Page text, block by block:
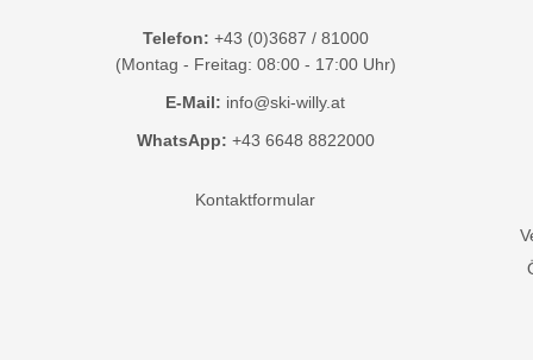
Telefon: +43 (0)3687 / 81000
(Montag - Freitag: 08:00 - 17:00 Uhr)
E-Mail: info@ski-willy.at
WhatsApp: +43 6648 8822000
Kontaktformular